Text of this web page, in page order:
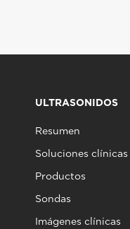
ULTRASONIDOS
Resumen
Soluciones clínicas
Productos
Sondas
Imágenes clínicas